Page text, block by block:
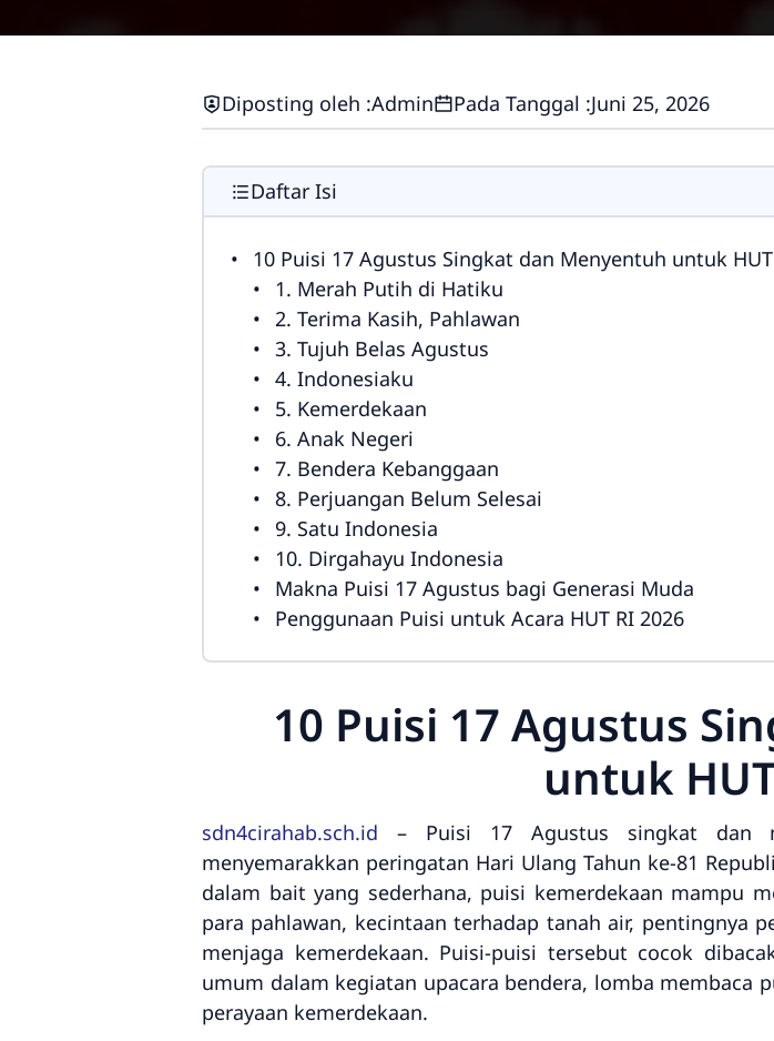
Diposting oleh :Admin Pada Tanggal :Juni 25, 2026
Daftar Isi
10 Puisi 17 Agustus Singkat dan Menyentuh untuk
1. Merah Putih di Hatiku
2. Terima Kasih, Pahlawan
3. Tujuh Belas Agustus
4. Indonesiaku
5. Kemerdekaan
6. Anak Negeri
7. Bendera Kebanggaan
8. Perjuangan Belum Selesai
9. Satu Indonesia
10. Dirgahayu Indonesia
Makna Puisi 17 Agustus bagi Generasi Muda
Penggunaan Puisi untuk Acara HUT RI 2026
10 Puisi 17 Agustus
untuk
sdn4cirahab.sch.id – Puisi 17 Agustus singkat dan
menyemarakkan peringatan Hari Ulang Tahun ke-81
dalam bait yang sederhana, puisi kemerdekaan mampu
para pahlawan, kecintaan terhadap tanah air, pentingnya
menjaga kemerdekaan. Puisi-puisi tersebut cocok
umum dalam kegiatan upacara bendera, lomba membaca
perayaan kemerdekaan.